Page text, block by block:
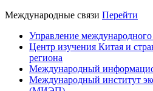
Международные связи Перейти
Управление международного
Центр изучения Китая и
региона
Международный
Международный институт